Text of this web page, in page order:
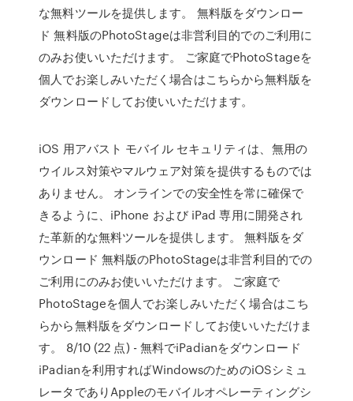
な無料ツールを提供します。 無料版をダウンロー
ド 無料版のPhotoStageは非営利目的でのご利用に
のみお使いいただけます。 ご家庭でPhotoStageを
個人でお楽しみいただく場合はこちらから無料版を
ダウンロードしてお使いいただけます。
iOS 用アバスト モバイル セキュリティは、無用の
ウイルス対策やマルウェア対策を提供するものでは
ありません。 オンラインでの安全性を常に確保で
きるように、iPhone および iPad 専用に開発され
た革新的な無料ツールを提供します。 無料版をダ
ウンロード 無料版のPhotoStageは非営利目的での
ご利用にのみお使いいただけます。 ご家庭で
PhotoStageを個人でお楽しみいただく場合はこち
らから無料版をダウンロードしてお使いいただけま
す。 8/10 (22 点) - 無料でiPadianをダウンロード
iPadianを利用すればWindowsのためのiOSシミュ
レータでありAppleのモバイルオペレーティングシ